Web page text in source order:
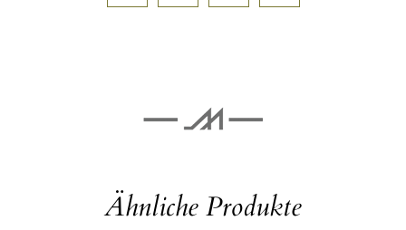
Ähnliche Produkte